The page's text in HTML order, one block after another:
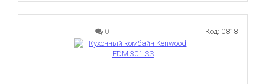
0 Код: 0818